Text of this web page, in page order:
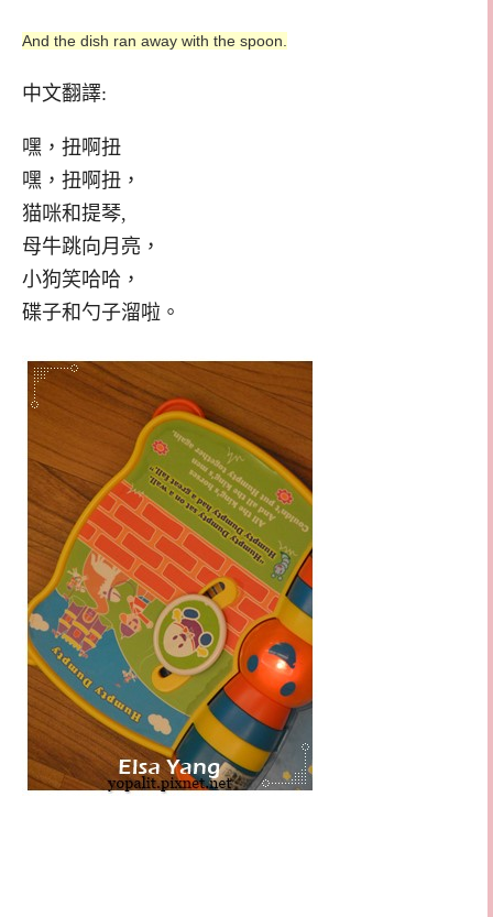
And the dish ran away with the spoon.
中文翻譯:
嘿，扭啊扭
嘿，扭啊扭，
猫咪和提琴,
母牛跳向月亮，
小狗笑哈哈，
碟子和勺子溜啦。